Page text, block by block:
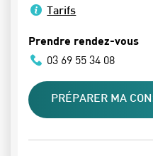
Tarifs
Prendre rendez-vous
03 69 55 34 08
PRÉPARER MA